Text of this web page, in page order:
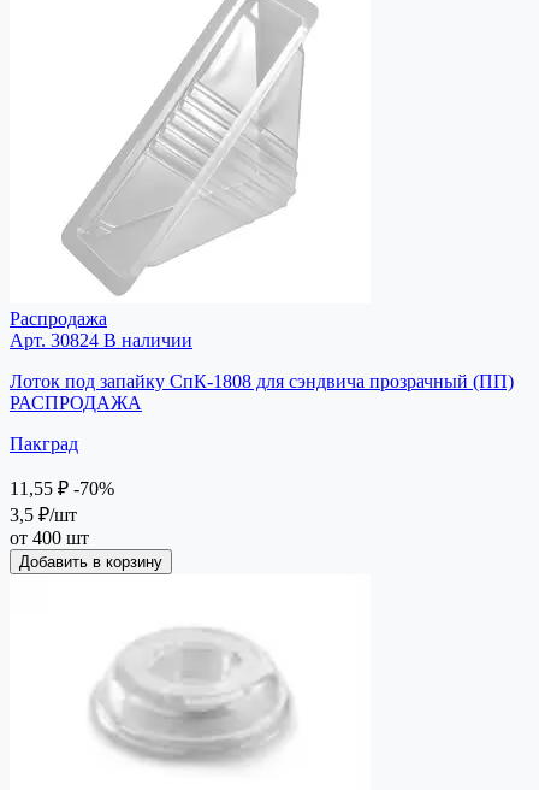
Распродажа
Арт. 30824 В наличии
Лоток под запайку СпК-1808 для сэндвича прозрачный (ПП)
РАСПРОДАЖА
Пакград
11,55 ₽ -70%
3,5 ₽/шт
от 400 шт
Добавить в корзину